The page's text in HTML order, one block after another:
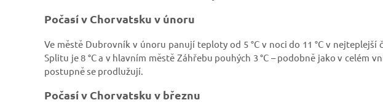
Počasí v Chorvatsku v únoru
Ve městě Dubrovník v únoru panují teploty od 5 °C v noci do 11 °C v
Splitu je 8 °C a v hlavním městě Záhřebu pouhých 3 °C – podobně jako v celém
postupně se prodlužují.
Počasí v Chorvatsku v březnu